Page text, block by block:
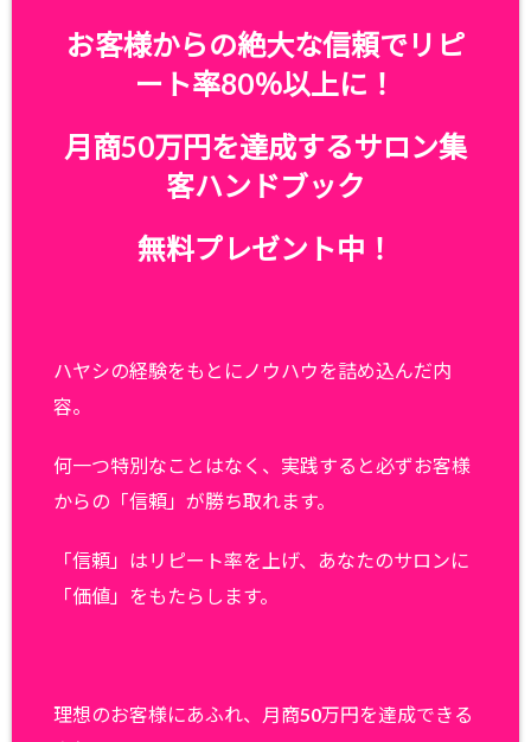
お客様からの絶大な信頼でリピ
ート率80％以上に！
月商50万円を達成するサロン集
客ハンドブック
無料プレゼント中！
ハヤシの経験をもとにノウハウを詰め込んだ内
容。
何一つ特別なことはなく、実践すると必ずお客様
からの「信頼」が勝ち取れます。
「信頼」はリピート率を上げ、あなたのサロンに
「価値」をもたらします。
理想のお客様にあふれ、月商50万円を達成できる